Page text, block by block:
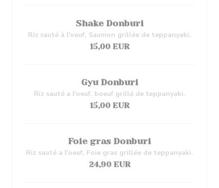
Shake Donburi
Riz sauté à l'oeuf, Saumon grillée de teppanyaki.
15,00 EUR
Gyu Donburi
Riz sauté a l'oeuf, boeuf grillé de teppanyaki.
15,00 EUR
Foie gras Donburi
Riz sauté a l'oeuf, Foie gras grillée de teppanyaki.
24,90 EUR